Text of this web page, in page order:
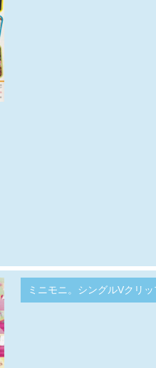
ミニモニ。シングルVクリ